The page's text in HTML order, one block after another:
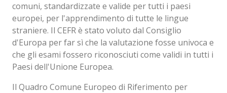
comuni, standardizzate e valide per tutti i paesi
europei, per l'apprendimento di tutte le lingue
straniere. Il CEFR è stato voluto dal Consiglio
d'Europa per far sì che la valutazione fosse univoca e
che gli esami fossero riconosciuti come validi in tutti i
Paesi dell'Unione Europea.
Il Quadro Comune Europeo di Riferimento per